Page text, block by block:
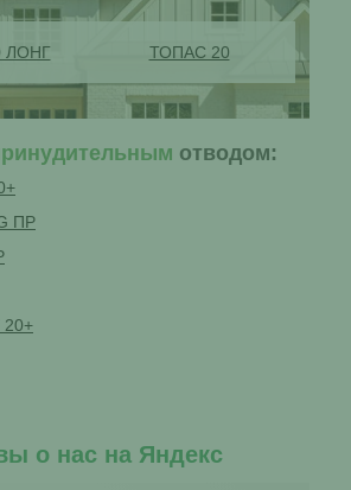
ЛОНГ ТОПАС 20
отводом:
ПР
о нас на Яндекс